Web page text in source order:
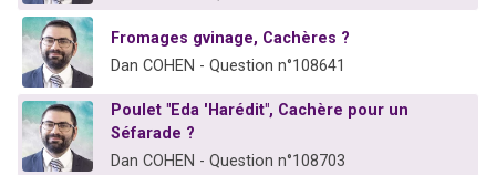
Fromages gvinage, Cachères ?
Dan COHEN - Question n°108641
Poulet "Eda 'Harédit", Cachère pour un
Séfarade ?
Dan COHEN - Question n°108703